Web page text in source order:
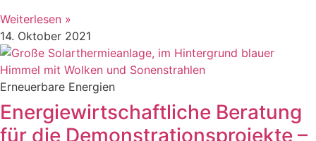
Weiterlesen »
14. Oktober 2021
Erneuerbare Energien
Energiewirtschaftliche Beratung
für die Demonstrationsprojekte –